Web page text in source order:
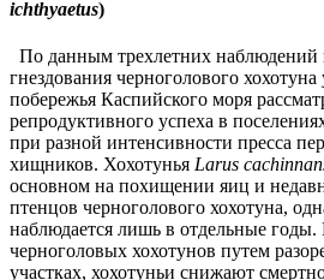
ichthyaetus)
По данным трехлетних наблюдений
гнездования черноголового
побережья Каспийского моря
репродуктивного успеха в
при разной интенсивности пресса
хищников. Хохотунья Larus
основном на похищении яиц и
птенцов черноголового хохотуна,
наблюдается лишь в отдельные годы.
черноголовых хохотунов путем
участках, хохотуньи снижают